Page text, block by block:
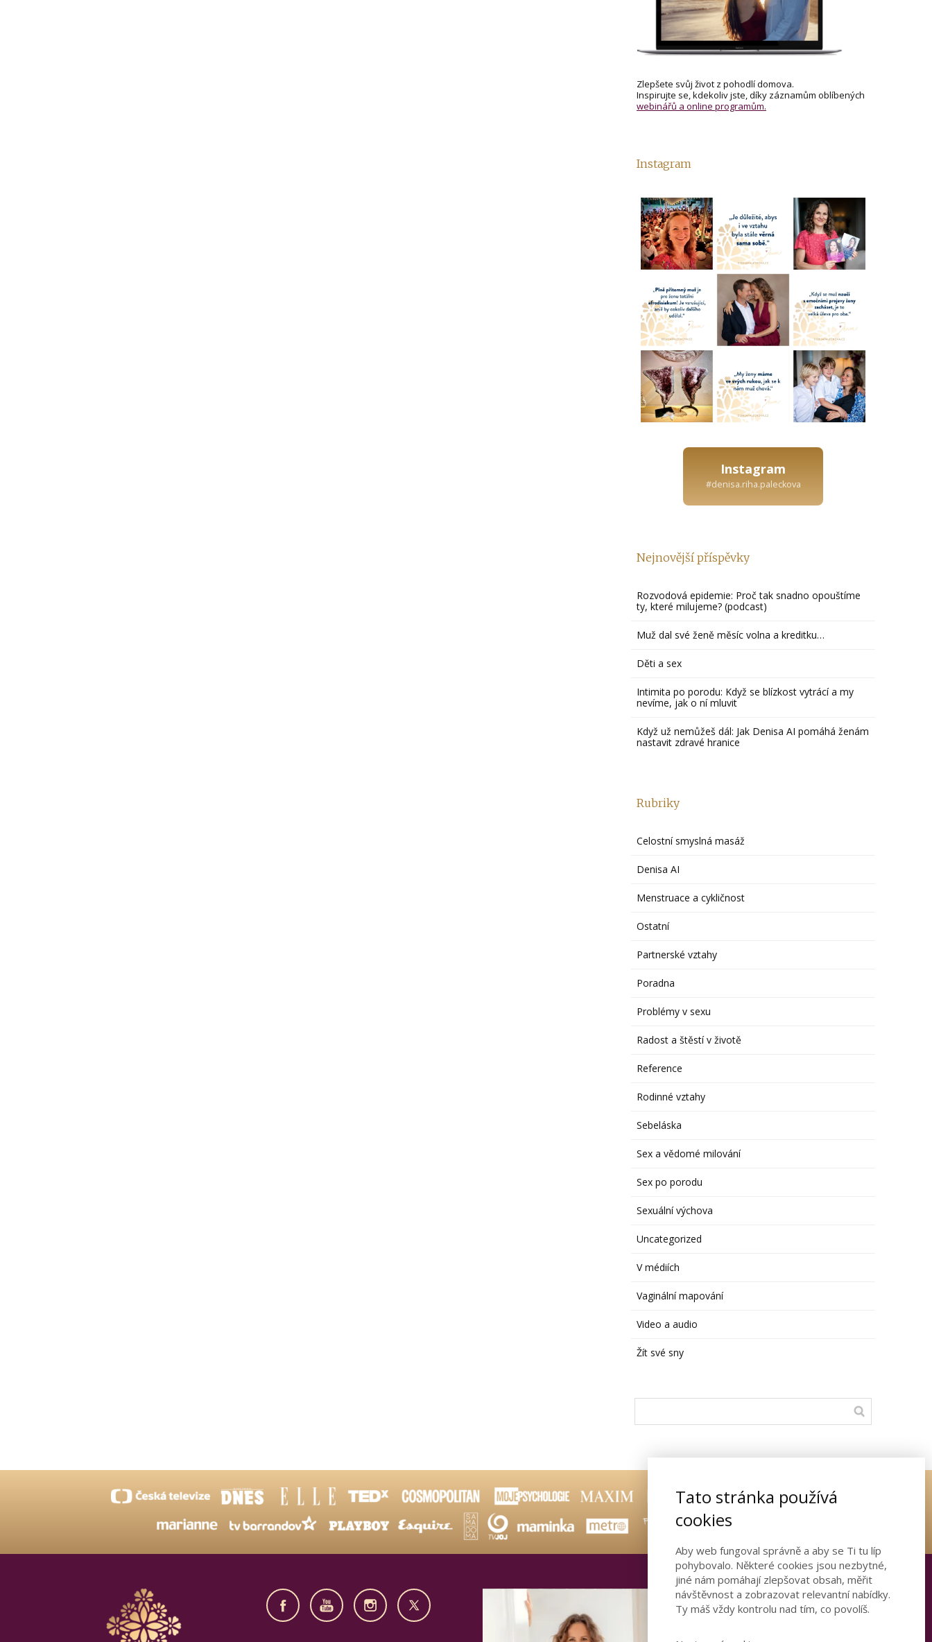
Zlepšete svůj život z pohodlí domova.
Inspirujte se, kdekoliv jste, díky záznamům oblíbených
webinářů a online programům.
Instagram
Instagram
#denisa.riha.paleckova
Nejnovější příspěvky
Rozvodová epidemie: Proč tak snadno opouštíme
ty, které milujeme? (podcast)
Muž dal své ženě měsíc volna a kreditku…
Děti a sex
Intimita po porodu: Když se blízkost vytrácí a my
nevíme, jak o ní mluvit
Když už nemůžeš dál: Jak Denisa AI pomáhá ženám
nastavit zdravé hranice
Rubriky
Celostní smyslná masáž
Denisa AI
Menstruace a cykličnost
Ostatní
Partnerské vztahy
Poradna
Problémy v sexu
Radost a štěstí v životě
Reference
Rodinné vztahy
Sebeláska
Sex a vědomé milování
Sex po porodu
Sexuální výchova
Uncategorized
V médiích
Vaginální mapování
Video a audio
Žít své sny
Otevřete dveře ke
Tato stránka používá
cookies
Aby web fungoval správně a aby se Ti tu líp
pohybovalo. Některé cookies jsou nezbytné,
jiné nám pomáhají zlepšovat obsah, měřit
návštěvnost a zobrazovat relevantní nabídky.
Ty máš vždy kontrolu nad tím, co povolíš.